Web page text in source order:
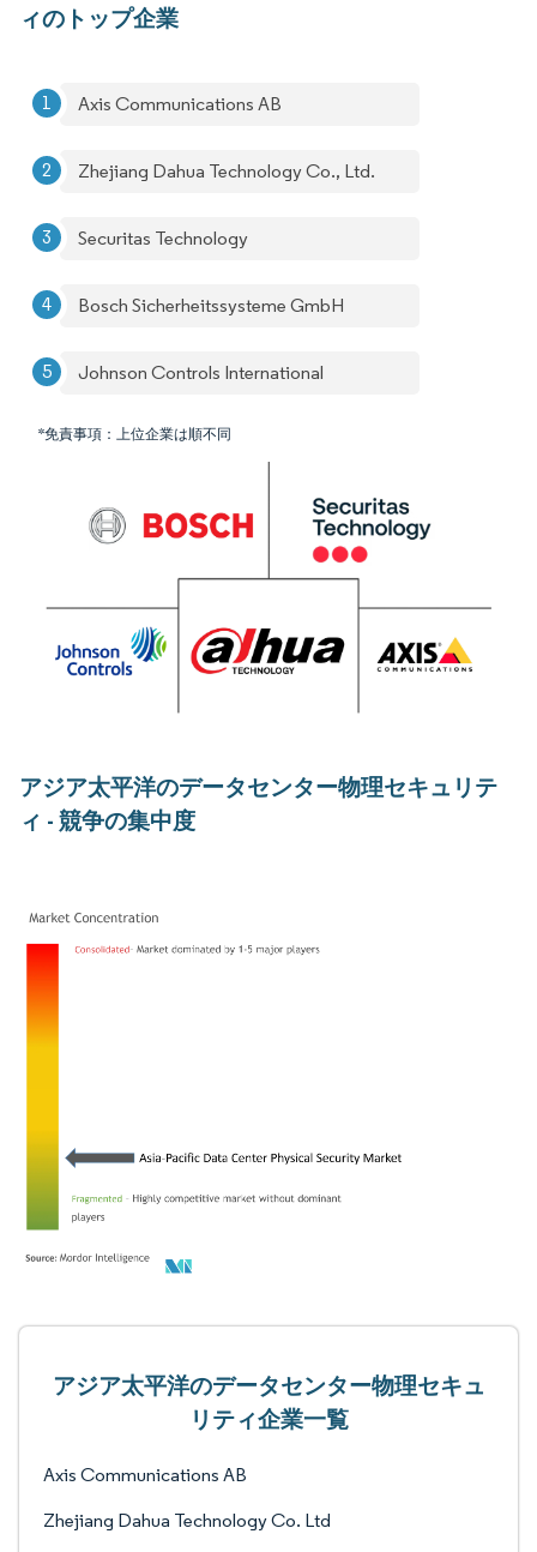
ィのトップ企業
Axis Communications AB
Zhejiang Dahua Technology Co., Ltd.
Securitas Technology
Bosch Sicherheitssysteme GmbH
Johnson Controls International
*免責事項：上位企業は順不同
アジア太平洋のデータセンター物理セキュリテ
ィ - 競争の集中度
アジア太平洋のデータセンター物理セキュ
リティ企業一覧
Axis Communications AB
Zhejiang Dahua Technology Co. Ltd